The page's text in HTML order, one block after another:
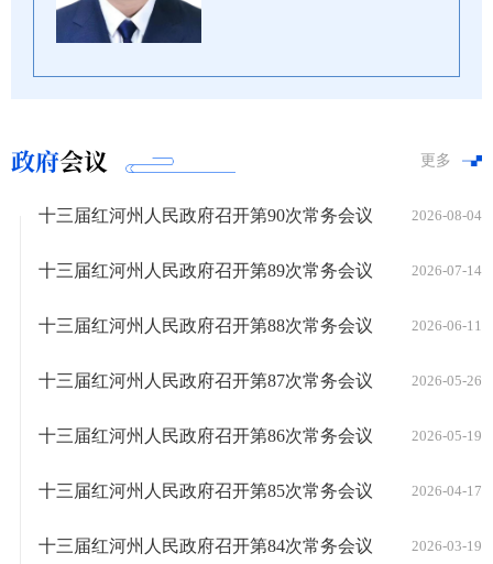
政府会议 更多
十三届红河州人民政府召开第90次常务会议 2026-08-04
十三届红河州人民政府召开第89次常务会议 2026-07-14
十三届红河州人民政府召开第88次常务会议 2026-06-11
十三届红河州人民政府召开第87次常务会议 2026-05-26
十三届红河州人民政府召开第86次常务会议 2026-05-19
十三届红河州人民政府召开第85次常务会议 2026-04-17
十三届红河州人民政府召开第84次常务会议 2026-03-19